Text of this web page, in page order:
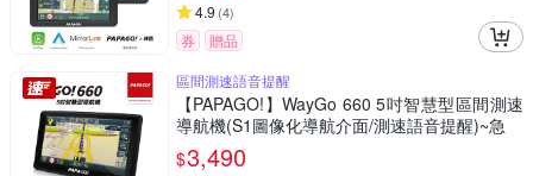
4.9 (4)
券
贈品
區間測速語音提醒
【PAPAGO!】WayGo 660 5吋智慧型區間測速
導航機(S1圖像化導航介面/測速語音提醒)~急
$3,490